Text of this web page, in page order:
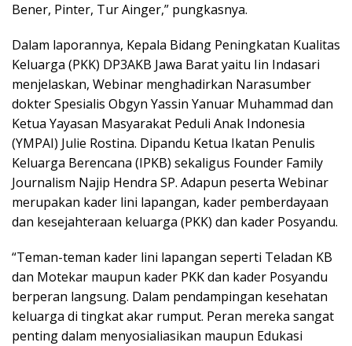
Bener, Pinter, Tur Ainger,” pungkasnya.
Dalam laporannya, Kepala Bidang Peningkatan Kualitas
Keluarga (PKK) DP3AKB Jawa Barat yaitu Iin Indasari
menjelaskan, Webinar menghadirkan Narasumber
dokter Spesialis Obgyn Yassin Yanuar Muhammad dan
Ketua Yayasan Masyarakat Peduli Anak Indonesia
(YMPAI) Julie Rostina. Dipandu Ketua Ikatan Penulis
Keluarga Berencana (IPKB) sekaligus Founder Family
Journalism Najip Hendra SP. Adapun peserta Webinar
merupakan kader lini lapangan, kader pemberdayaan
dan kesejahteraan keluarga (PKK) dan kader Posyandu.
“Teman-teman kader lini lapangan seperti Teladan KB
dan Motekar maupun kader PKK dan kader Posyandu
berperan langsung. Dalam pendampingan kesehatan
keluarga di tingkat akar rumput. Peran mereka sangat
penting dalam menyosialiasikan maupun Edukasi